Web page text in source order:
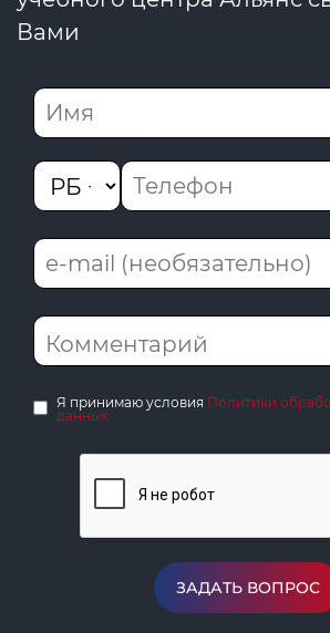
Вами
Я принимаю условия Политики
данных
ЗАДАТЬ ВОПРОС